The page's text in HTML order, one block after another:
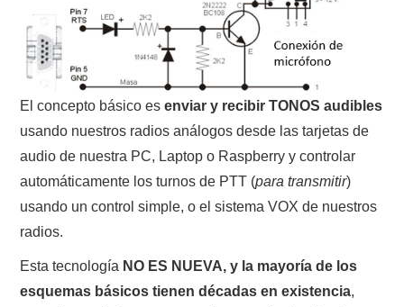
El concepto básico esenviar y recibir TONOS audibles
usando nuestros radios análogos desde las tarjetas de
audio de nuestra PC, Laptop o Raspberry y controlar
automáticamente los turnos de PTT (para transmitir)
usando un control simple, o el sistema VOX de nuestros
radios.
Esta tecnología NO ES NUEVA, y la mayoría de los
esquemas básicos tienen décadas en existencia,